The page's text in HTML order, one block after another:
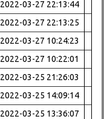
2022-03-27 22:13:44
2022-03-27 22:13:25
2022-03-27 10:24:23
2022-03-27 10:22:01
2022-03-25 21:26:03
2022-03-25 14:09:14
2022-03-25 13:36:07